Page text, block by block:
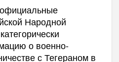
официальные
Народной
о военно-
с Тегераном в